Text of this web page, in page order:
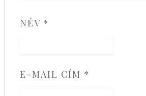
NÉV *
E-MAIL CÍM *